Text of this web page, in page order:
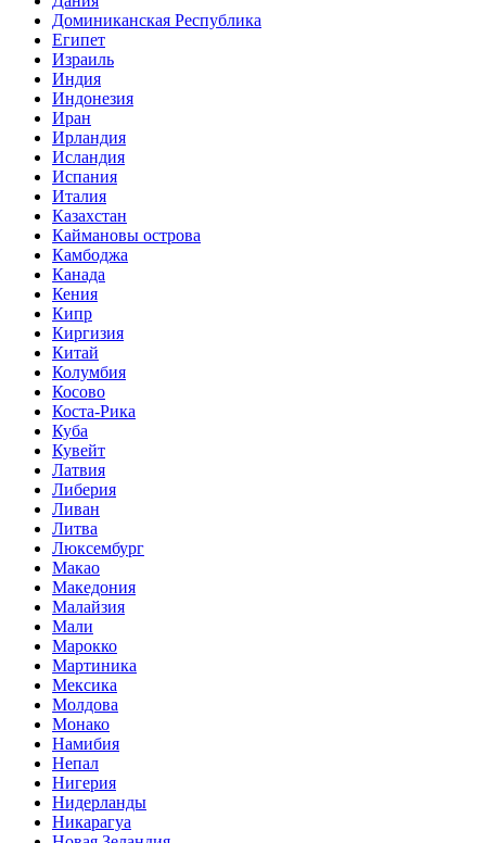
Доминиканская Республика
Египет
Израиль
Индия
Индонезия
Иран
Ирландия
Исландия
Испания
Италия
Казахстан
Каймановы острова
Камбоджа
Канада
Кения
Кипр
Киргизия
Китай
Колумбия
Косово
Коста-Рика
Куба
Кувейт
Латвия
Либерия
Ливан
Литва
Люксембург
Макао
Македония
Малайзия
Мали
Марокко
Мартиника
Мексика
Молдова
Монако
Намибия
Непал
Нигерия
Нидерланды
Никарагуа